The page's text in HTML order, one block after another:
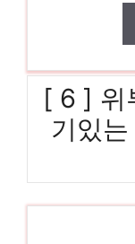
[ 6 ] 위
기있